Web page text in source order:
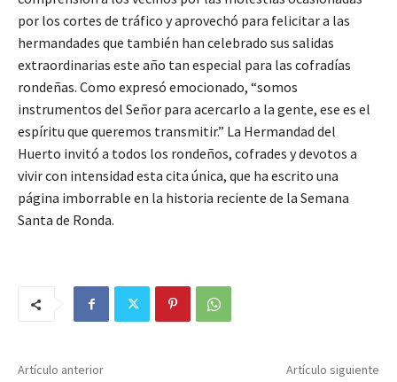
por los cortes de tráfico y aprovechó para felicitar a las
hermandades que también han celebrado sus salidas
extraordinarias este año tan especial para las cofradías
rondeñas. Como expresó emocionado, “somos
instrumentos del Señor para acercarlo a la gente, ese es el
espíritu que queremos transmitir.” La Hermandad del
Huerto invitó a todos los rondeños, cofrades y devotos a
vivir con intensidad esta cita única, que ha escrito una
página imborrable en la historia reciente de la Semana
Santa de Ronda.
Artículo anterior Artículo siguiente